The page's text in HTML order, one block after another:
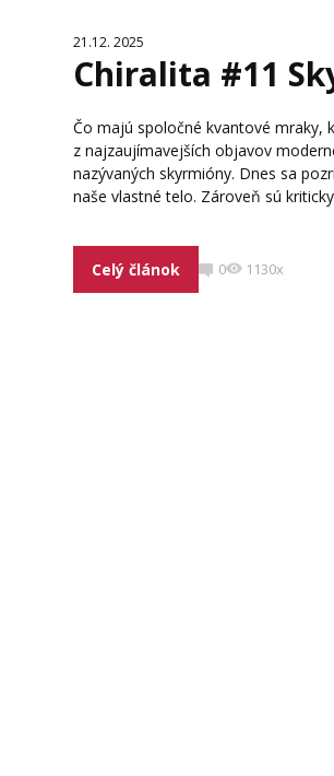
21.12. 2025
Chiralita #11
Čo majú spoločné kvantové mraky,
z najzaujímavejších objavov
nazývaných skyrmióny. Dnes sa
naše vlastné telo. Zároveň sú
Celý článok 0 1130x